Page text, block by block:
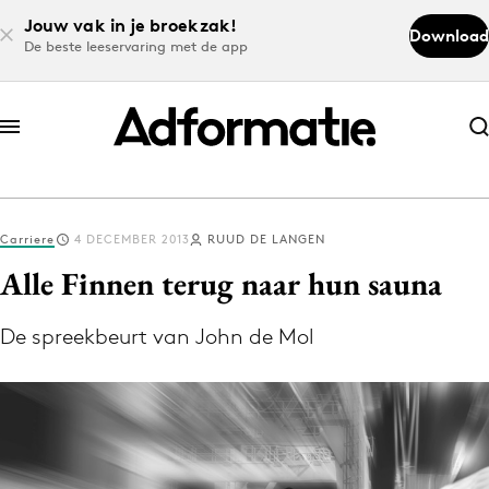
Jouw vak in je broekzak!
De beste leeservaring met de app
Download
Abonneer nu
Abonneer nu
Log in
Download de app
Nieuws app
Carriere 4 DECEMBER 2013 RUUD DE LANGEN
Alle Finnen terug naar hun sauna
De spreekbeurt van John de Mol